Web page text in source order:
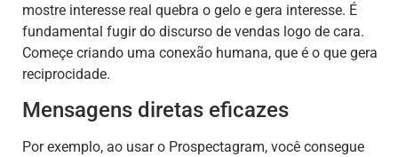
mostre interesse real quebra o gelo e gera interesse. É
fundamental fugir do discurso de vendas logo de cara.
Começe criando uma conexão humana, que é o que gera
reciprocidade.
Mensagens diretas eficazes
Por exemplo, ao usar o Prospectagram, você consegue